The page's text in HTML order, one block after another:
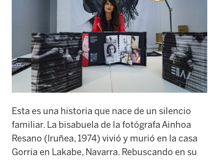
Esta es una historia que nace de un silencio
familiar. La bisabuela de la fotógrafa Ainhoa
Resano (Iruñea, 1974) vivió y murió en la casa
Gorria en Lakabe, Navarra. Rebuscando en su